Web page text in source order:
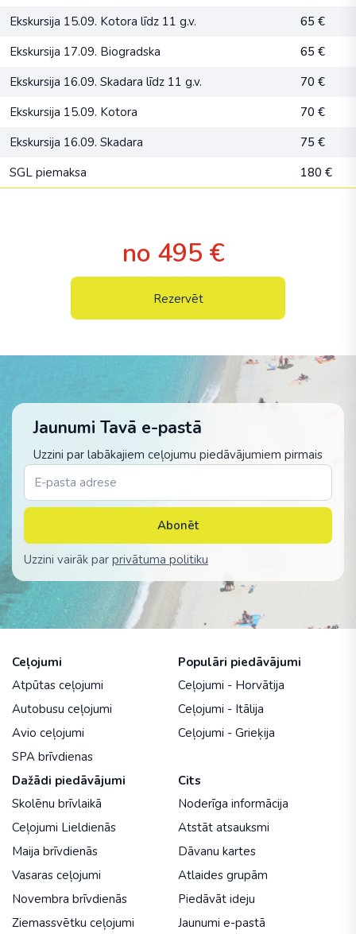
Ekskursija 15.09. Kotora līdz 11 g.v.
65 €
Ekskursija 17.09. Biogradska
65 €
Ekskursija 16.09. Skadara līdz 11 g.v.
70 €
Ekskursija 15.09. Kotora
70 €
Ekskursija 16.09. Skadara
75 €
SGL piemaksa
180 €
no 495 €
Rezervēt
Jaunumi Tavā e-pastā
Uzzini par labākajiem ceļojumu piedāvājumiem pirmais
Abonēt
Uzzini vairāk par privātuma politiku
Ceļojumi
Atpūtas ceļojumi
Autobusu ceļojumi
Avio ceļojumi
SPA brīvdienas
Populāri piedāvājumi
Ceļojumi - Horvātija
Ceļojumi - Itālija
Ceļojumi - Grieķija
Dažādi piedāvājumi
Skolēnu brīvlaikā
Ceļojumi Lieldienās
Maija brīvdienās
Vasaras ceļojumi
Novembra brīvdienās
Ziemassvētku ceļojumi
Cits
Noderīga informācija
Atstāt atsauksmi
Dāvanu kartes
Atlaides grupām
Piedāvāt ideju
Jaunumi e-pastā